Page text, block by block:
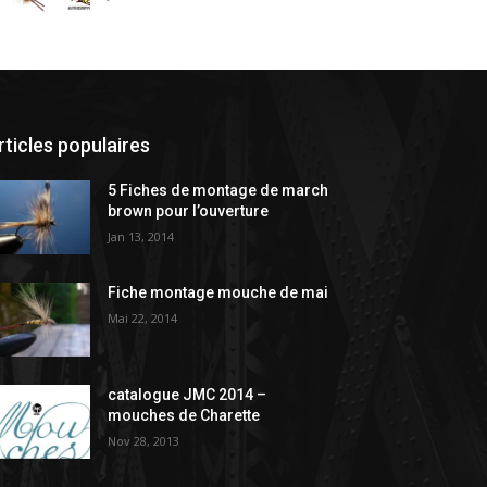
populaires
5 Fiches de montage de march
brown pour l’ouverture
Jan 13, 2014
Fiche montage mouche de mai
Mai 22, 2014
catalogue JMC 2014 –
mouches de Charette
Nov 28, 2013